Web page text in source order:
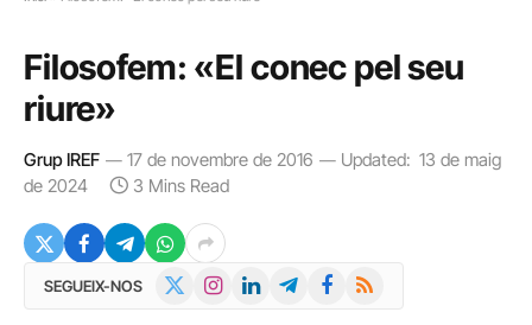
Filosofem: «El conec pel seu
riure»
Grup IREF 17 de novembre de 2016 Updated: 13 de maig
de 2024
3 Mins Read
SEGUEIX-NOS InstagramLinkedInTelegramFacebook
RSS